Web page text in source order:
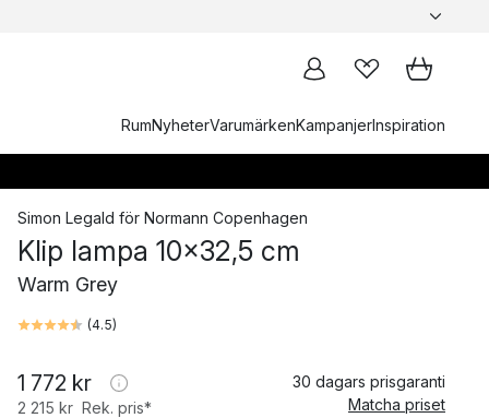
RumNyheterVarumärkenKampanjerInspiration
Simon Legald för Normann Copenhagen
Klip lampa 10x32,5 cm
Warm Grey
(4.5)
1 772 kr
2 215 kr Rek. pris*
30 dagars prisgaranti
Matcha priset